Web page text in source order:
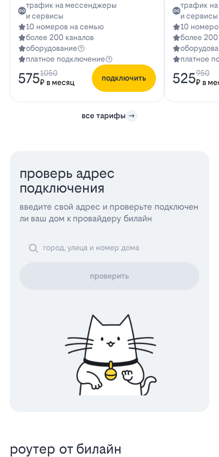
трафик на мессенджеры
и сервисы
10 номеров на семью
более 200 каналов
оборудование
платное подключение
575₽ в месяц
1050
подключить
трафик
и сервисы
10
более 200
платное
525₽ в
950
все тарифы
проверь адрес
подключения
введите свой адрес и проверьте подключен
ли ваш дом к провайдеру билайн
проверить
роутер от билайн